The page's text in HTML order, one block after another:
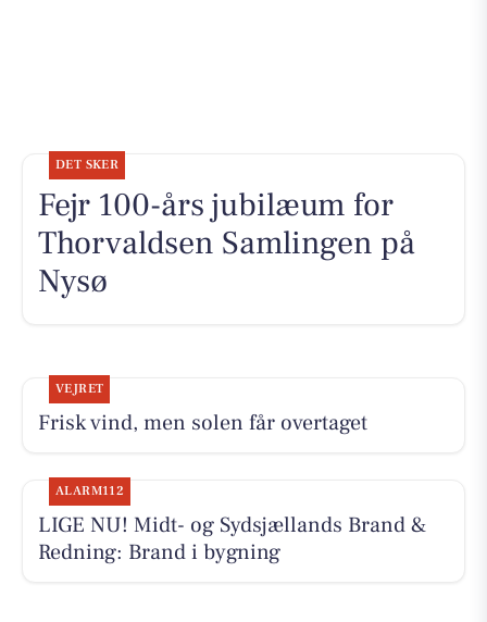
DET SKER
Fejr 100-års jubilæum for
Thorvaldsen Samlingen på
Nysø
VEJRET
Frisk vind, men solen får overtaget
ALARM112
LIGE NU! Midt- og Sydsjællands Brand &
Redning: Brand i bygning